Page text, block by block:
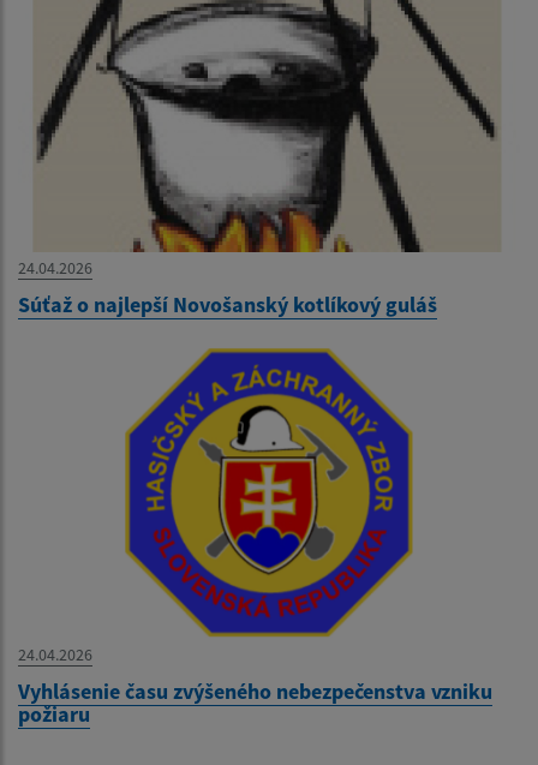
24.04.2026
Súťaž o najlepší Novošanský kotlíkový guláš
24.04.2026
Vyhlásenie času zvýšeného nebezpečenstva vzniku
požiaru